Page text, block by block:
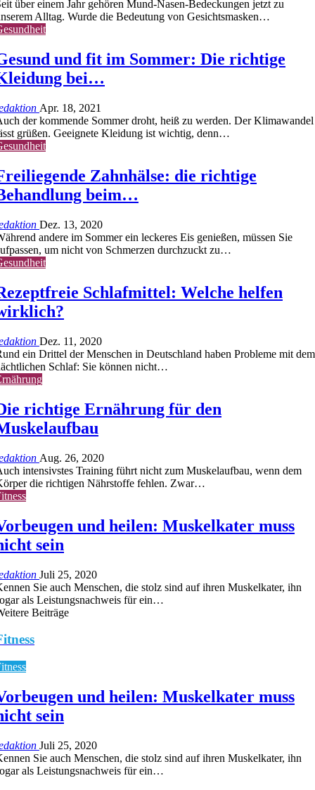
über einem Jahr gehören Mund-Nasen-Bedeckungen jetzt zu
Alltag. Wurde die Bedeutung von Gesichtsmasken…
und fit im Sommer: Die richtige
bei…
Apr. 18, 2021
der kommende Sommer droht, heiß zu werden. Der Klimawandel
grüßen. Geeignete Kleidung ist wichtig, denn…
Zahnhälse: die richtige
beim…
Dez. 13, 2020
andere im Sommer ein leckeres Eis genießen, müssen Sie
um nicht von Schmerzen durchzuckt zu…
Schlafmittel: Welche helfen
Dez. 11, 2020
ein Drittel der Menschen in Deutschland haben Probleme mit dem
Schlaf: Sie können nicht…
richtige Ernährung für den
Aug. 26, 2020
intensivstes Training führt nicht zum Muskelaufbau, wenn dem
die richtigen Nährstoffe fehlen. Zwar…
und heilen: Muskelkater muss
sein
Juli 25, 2020
Sie auch Menschen, die stolz sind auf ihren Muskelkater, ihn
als Leistungsnachweis für ein…
Beiträge
und heilen: Muskelkater muss
sein
Juli 25, 2020
Sie auch Menschen, die stolz sind auf ihren Muskelkater, ihn
als Leistungsnachweis für ein…